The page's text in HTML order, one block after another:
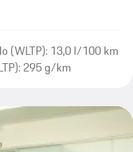
(WLTP): 13,0 l/100 km
295 g/km